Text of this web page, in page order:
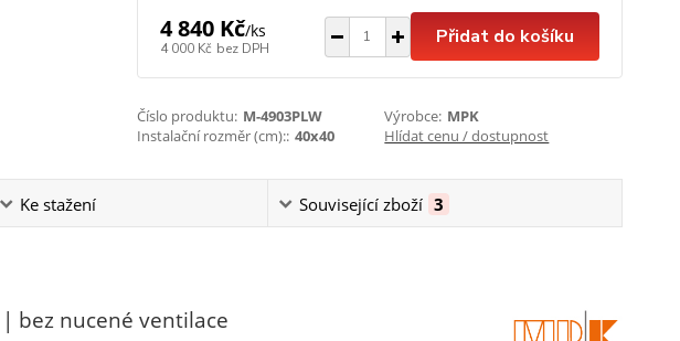
4 840 Kč/ks
4 000 Kč bez DPH Přidat do košíku
Číslo produktu: M-4903PLW Výrobce: MPK
Instalační rozměr (cm):: 40x40 Hlídat cenu / dostupnost
Ke stažení Související zboží 3
bez nucené ventilace